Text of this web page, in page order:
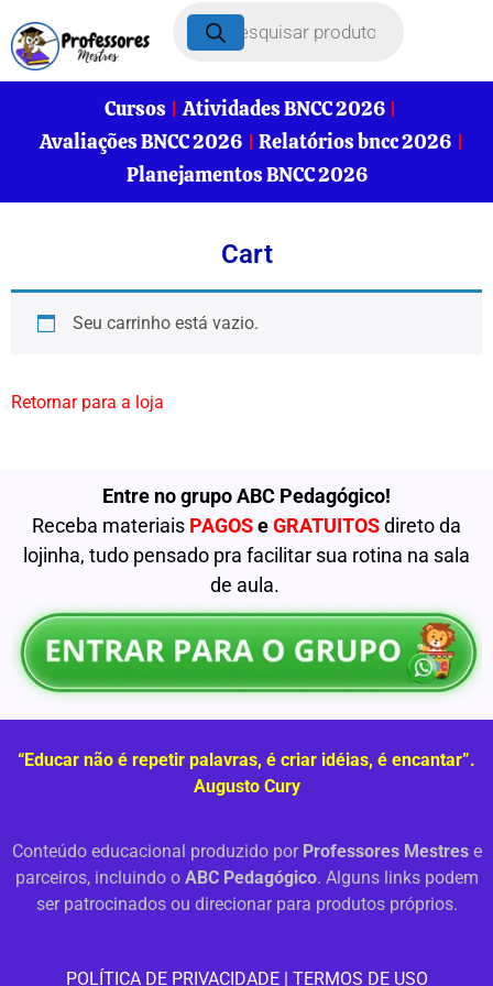
Cursos
Atividades BNCC 2026
Avaliações BNCC 2026
Relatórios bncc 2026
Planejamentos BNCC 2026
Cart
Seu carrinho está vazio.
Retornar para a loja
Entre no grupo ABC Pedagógico!
Receba materiais PAGOSeGRATUITOSdireto da
lojinha, tudo pensado pra facilitar sua rotina na sala
de aula.
“Educar não é repetir palavras, é criar idéias, é encantar”.
Augusto Cury
Conteúdo educacional produzido por Professores Mestrese
parceiros, incluindo o ABC Pedagógico. Alguns links podem
ser patrocinados ou direcionar para produtos próprios.
POLÍTICA DE PRIVACIDADE| TERMOS DE USO